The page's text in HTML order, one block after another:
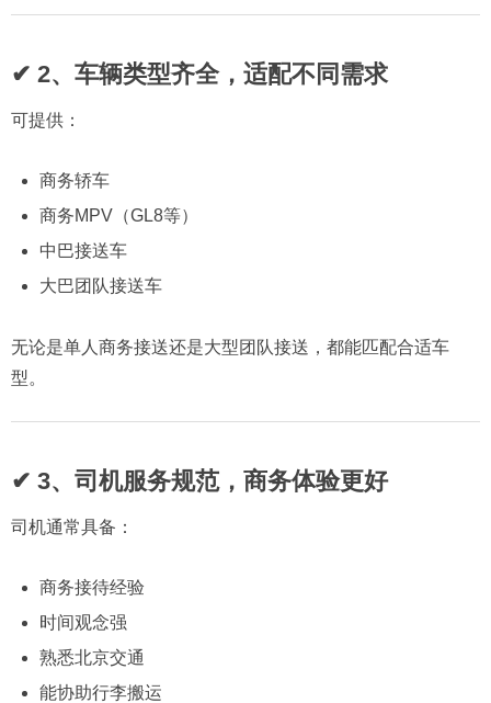
✔ 2、车辆类型齐全，适配不同需求
可提供：
商务轿车
商务MPV（GL8等）
中巴接送车
大巴团队接送车
无论是单人商务接送还是大型团队接送，都能匹配合适车
型。
✔ 3、司机服务规范，商务体验更好
司机通常具备：
商务接待经验
时间观念强
熟悉北京交通
能协助行李搬运